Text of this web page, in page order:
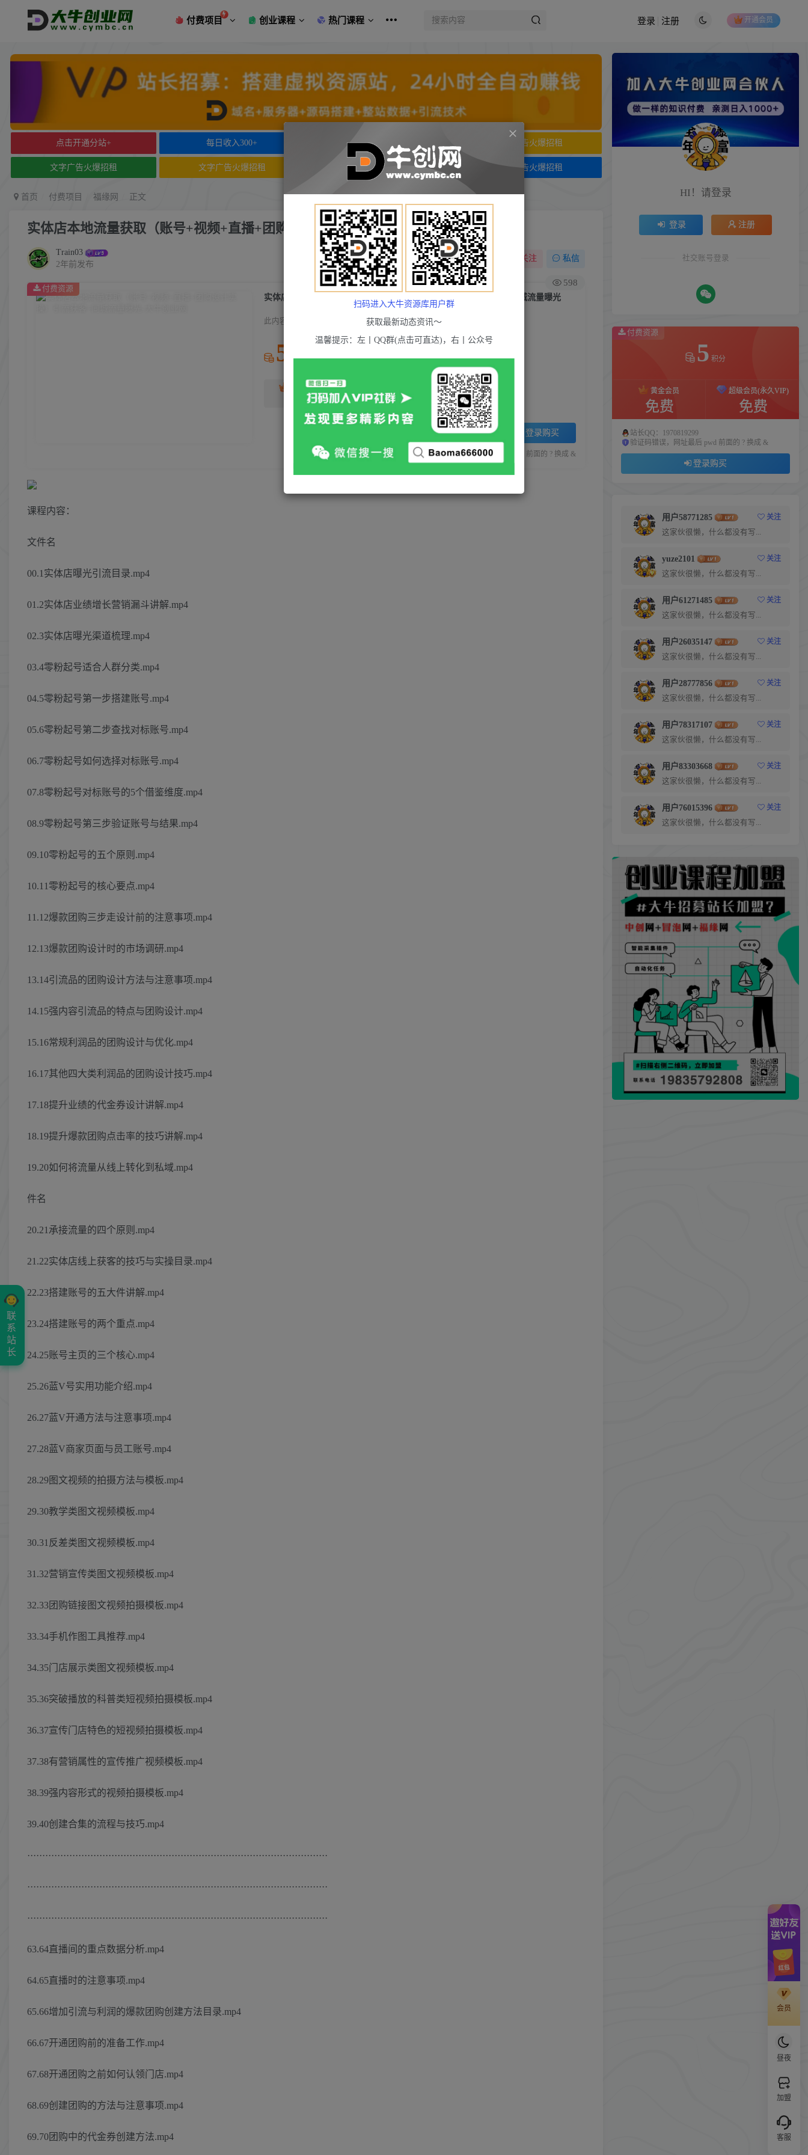
会员
昼夜
加盟
客服
付费项目 创业课程 热门课程 开通会员
登录 注册
点击开通分站+ 每日收入300+ 文字广告火爆招租 文字广告火爆招租
文字广告火爆招租 文字广告火爆招租 文字广告火爆招租 文字广告火爆招租
首页 付费项目 福缘网 正文
实体店本地流量获取（账号+视频+直播+团购设计实操）引流获客+同城流量曝光
Train03
2年前发布
关注 私信
598
实体店本地流量获取（账号+视频+直播+团购设计实操）引流获客+同城流量曝光
此内容为付费资源，请付费后查看
5 积分
黄金会员 免费
免费
登录购买
站长QQ：1970819299 验证码错误，网址最后 pwd 前面的 ? 换成 &
付费资源
课程内容：
文件名
00.1实体店曝光引流目录.mp4
01.2实体店业绩增长营销漏斗讲解.mp4
02.3实体店曝光渠道梳理.mp4
03.4零粉起号适合人群分类.mp4
04.5零粉起号第一步搭建账号.mp4
05.6零粉起号第二步查找对标账号.mp4
06.7零粉起号如何选择对标账号.mp4
07.8零粉起号对标账号的5个借鉴维度.mp4
08.9零粉起号第三步验证账号与结果.mp4
09.10零粉起号的五个原则.mp4
10.11零粉起号的核心要点.mp4
11.12爆款团购三步走设计前的注意事项.mp4
12.13爆款团购设计时的市场调研.mp4
13.14引流品的团购设计方法与注意事项.mp4
14.15强内容引流品的特点与团购设计.mp4
15.16常规利润品的团购设计与优化.mp4
16.17其他四大类利润品的团购设计技巧.mp4
17.18提升业绩的代金券设计讲解.mp4
18.19提升爆款团购点击率的技巧讲解.mp4
19.20如何将流量从线上转化到私域.mp4
件名
20.21承接流量的四个原则.mp4
21.22实体店线上获客的技巧与实操目录.mp4
22.23搭建账号的五大件讲解.mp4
23.24搭建账号的两个重点.mp4
24.25账号主页的三个核心.mp4
25.26蓝V号实用功能介绍.mp4
26.27蓝V开通方法与注意事项.mp4
27.28蓝V商家页面与员工账号.mp4
28.29图文视频的拍摄方法与模板.mp4
29.30教学类图文视频模板.mp4
30.31反差类图文视频模板.mp4
31.32营销宣传类图文视频模板.mp4
32.33团购链接图文视频拍摄模板.mp4
33.34手机作图工具推荐.mp4
34.35门店展示类图文视频模板.mp4
35.36突破播放的科普类短视频拍摄模板.mp4
36.37宣传门店特色的短视频拍摄模板.mp4
37.38有营销属性的宣传推广视频模板.mp4
38.39强内容形式的视频拍摄模板.mp4
39.40创建合集的流程与技巧.mp4
····································································································
····································································································
····································································································
63.64直播间的重点数据分析.mp4
64.65直播时的注意事项.mp4
65.66增加引流与利润的爆款团购创建方法目录.mp4
66.67开通团购前的准备工作.mp4
67.68开通团购之前如何认领门店.mp4
68.69创建团购的方法与注意事项.mp4
69.70团购中的代金券创建方法.mp4
HI！请登录
登录 注册
社交账号登录
付费资源
5 积分
黄金会员
免费
超级会员(永久VIP)
免费
站长QQ：1970819299
验证码错误，网址最后 pwd 前面的 ? 换成 &
登录购买
用户58771285
关注
这家伙很懒，什么都没有写...
yuze2101
关注
这家伙很懒，什么都没有写...
用户61271485
关注
这家伙很懒，什么都没有写...
用户26035147
关注
这家伙很懒，什么都没有写...
用户28777856
关注
这家伙很懒，什么都没有写...
用户78317107
关注
这家伙很懒，什么都没有写...
用户83303668
关注
这家伙很懒，什么都没有写...
用户76015396
关注
这家伙很懒，什么都没有写...
联
系
站
长
扫码进入大牛资源库用户群
获取最新动态资讯～
温馨提示：左丨QQ群(点击可直达)，右丨公众号